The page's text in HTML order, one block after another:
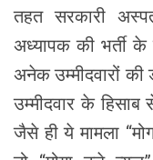
तहत सरकारी
अध्यापक की भर्ती
अनेक उम्मीदवारों
उम्मीदवार के
जैसे ही ये मामला